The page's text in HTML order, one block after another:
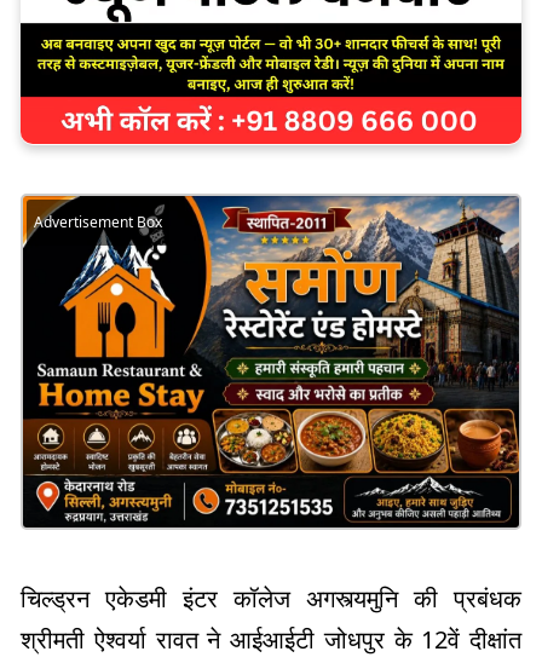
Advertisement Box
चिल्ड्रन एकेडमी इंटर कॉलेज अगस्त्यमुनि की प्रबंधक
श्रीमती ऐश्वर्या रावत ने आईआईटी जोधपुर के 12वें दीक्षांत